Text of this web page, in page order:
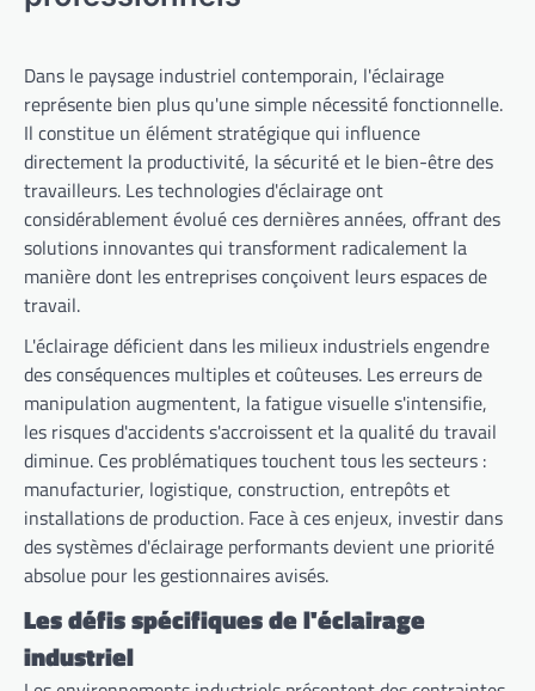
Dans le paysage industriel contemporain, l'éclairage
représente bien plus qu'une simple nécessité fonctionnelle.
Il constitue un élément stratégique qui influence
directement la productivité, la sécurité et le bien-être des
travailleurs. Les technologies d'éclairage ont
considérablement évolué ces dernières années, offrant des
solutions innovantes qui transforment radicalement la
manière dont les entreprises conçoivent leurs espaces de
travail.
L'éclairage déficient dans les milieux industriels engendre
des conséquences multiples et coûteuses. Les erreurs de
manipulation augmentent, la fatigue visuelle s'intensifie,
les risques d'accidents s'accroissent et la qualité du travail
diminue. Ces problématiques touchent tous les secteurs :
manufacturier, logistique, construction, entrepôts et
installations de production. Face à ces enjeux, investir dans
des systèmes d'éclairage performants devient une priorité
absolue pour les gestionnaires avisés.
Les défis spécifiques de l'éclairage
industriel